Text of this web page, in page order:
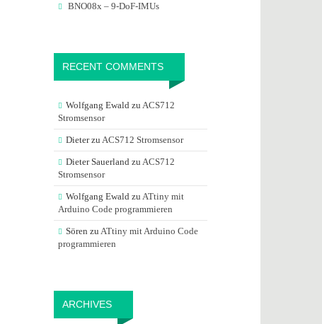
BNO08x – 9-DoF-IMUs
RECENT COMMENTS
Wolfgang Ewaldzu ACS712
Stromsensor
Dieterzu ACS712 Stromsensor
Dieter Sauerlandzu ACS712
Stromsensor
Wolfgang Ewaldzu ATtiny mit
Arduino Code programmieren
Sören zu ATtiny mit Arduino Code
programmieren
ARCHIVES